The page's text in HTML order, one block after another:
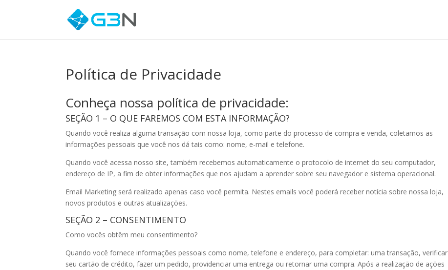
Política de Privacidade
Conheça nossa política de privacidade:
SEÇÃO 1 – O QUE FAREMOS COM ESTA INFORMAÇÃO?
Quando você realiza alguma transação com nossa loja, como parte do processo de compra e venda, coletamos as
informações pessoais que você nos dá tais como: nome, e-mail e telefone.
Quando você acessa nosso site, também recebemos automaticamente o protocolo de internet do seu computador,
endereço de IP, a fim de obter informações que nos ajudam a aprender sobre seu navegador e sistema operacional.
Email Marketing será realizado apenas caso você permita. Nestes emails você poderá receber notícia sobre nossa loja,
novos produtos e outras atualizações.
SEÇÃO 2 – CONSENTIMENTO
Como vocês obtêm meu consentimento?
Quando você fornece informações pessoais como nome, telefone e endereço, para completar: uma transação, verificar
seu cartão de crédito, fazer um pedido, providenciar uma entrega ou retornar uma compra. Após a realização de ações